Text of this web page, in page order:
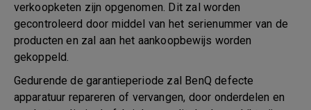
verkoopketen zijn opgenomen. Dit zal worden
gecontroleerd door middel van het serienummer van de
producten en zal aan het aankoopbewijs worden
gekoppeld.
Gedurende de garantieperiode zal BenQ defecte
apparatuur repareren of vervangen, door onderdelen en